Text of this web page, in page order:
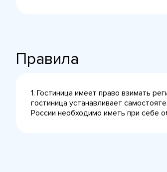
Правила
1. Гостиница имеет право взимать
гостиница устанавливает
России необходимо иметь при себе